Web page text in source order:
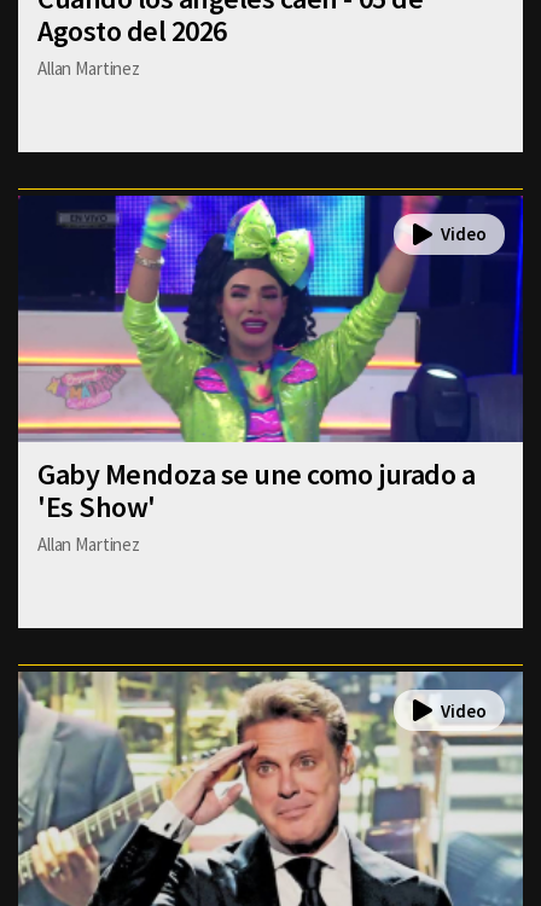
Agosto del 2026
Allan Martinez
Gaby Mendoza se une como jurado a
'Es Show'
Allan Martinez